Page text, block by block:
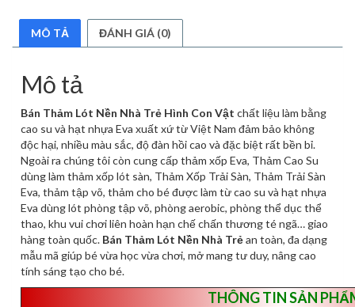
MÔ TẢ ĐÁNH GIÁ (0)
Mô tả
Bán Thảm Lót Nền Nhà Trẻ Hình Con Vật chất liệu làm bằng
cao su và hạt nhựa Eva xuất xứ từ Việt Nam đảm bảo không
độc hại, nhiều màu sắc, độ đàn hồi cao và đặc biệt rất bền bỉ.
Ngoài ra chúng tôi còn cung cấp thảm xốp Eva, Thảm Cao Su
dùng làm thảm xốp lót sàn, Thảm Xốp Trải Sàn, Thảm Trải Sàn
Eva, thảm tập võ, thảm cho bé được làm từ cao su và hạt nhựa
Eva dùng lót phòng tập võ, phòng aerobic, phòng thể dục thể
thao, khu vui chơi liên hoàn hạn chế chấn thương té ngã… giao
hàng toàn quốc. Bán Thảm Lót Nền Nhà Trẻan toàn, đa dạng
mẫu mã giúp bé vừa học vừa chơi, mở mang tư duy, nâng cao
tính sáng tạo cho bé.
THÔNG TIN SẢN